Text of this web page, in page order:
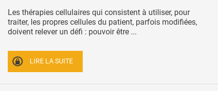
Les thérapies cellulaires qui consistent à utiliser, pour
traiter, les propres cellules du patient, parfois modifiées,
doivent relever un défi : pouvoir être ...
LIRE LA SUITE